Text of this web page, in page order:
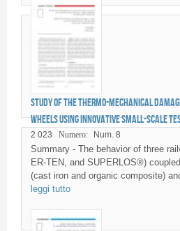
Study of the thermo-mechanical
wheels using innovative small-scale
2 023 Numero: Num. 8
Summary - The behavior of three
ER-TEN, and SUPERLOS®)
(cast iron and organic composite)
leggi tutto